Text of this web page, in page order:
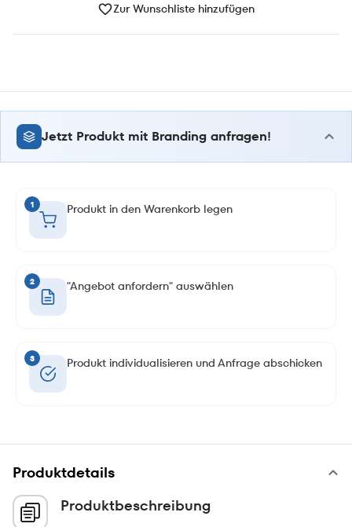
Zur Wunschliste hinzufügen
Jetzt Produkt mit Branding anfragen!
1 Produkt in den Warenkorb legen
2 "Angebot anfordern" auswählen
3 Produkt individualisieren und Anfrage abschicken
Produktdetails
Produktbeschreibung